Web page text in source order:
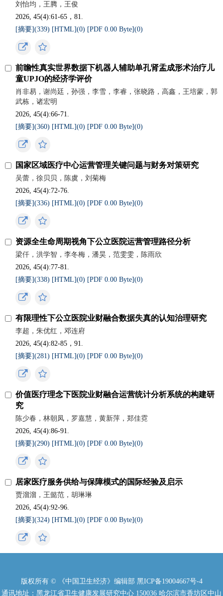
刘怡均，王腾，王俊
2026, 45(4):61-65，81.
[摘要](339) [HTML](0) [PDF 0.00 Byte](0)
前瞻性真实世界数据下机器人辅助单孔肾盂成形术治疗儿
童UPJO的经济学评价
肖非易，谢尚廷，孙强，李雪，李睿，张晓路，高鑫，王培蒙，郭
武栋，诸宏明
2026, 45(4):66-71.
[摘要](360) [HTML](0) [PDF 0.00 Byte](0)
国家区域医疗中心运营管理关键问题与财务对策研究
吴蕾，徐贝贝，陈虞，刘菊梅
2026, 45(4):72-76.
[摘要](336) [HTML](0) [PDF 0.00 Byte](0)
资源全生命周期视角下公立医院运营管理路径分析
梁仟，洪学智，李冬梅，潘昊，范雯雯，陈雨欣
2026, 45(4):77-81.
[摘要](338) [HTML](0) [PDF 0.00 Byte](0)
有限理性下公立医院业财融合数据失真的认知治理研究
李超，朱优红，邓连府
2026, 45(4):82-85，91.
[摘要](281) [HTML](0) [PDF 0.00 Byte](0)
价值医疗理念下医院业财融合运营统计分析系统的构建研
究
陈少春，林朝凤，罗嘉慧，黄新萍，郑佳霓
2026, 45(4):86-91.
[摘要](290) [HTML](0) [PDF 0.00 Byte](0)
居家医疗服务供给与保障模式的国际经验及启示
贾溜溜，王懿范，胡琳琳
2026, 45(4):92-96.
[摘要](324) [HTML](0) [PDF 0.00 Byte](0)
版权所有 © 《中国卫生经济》编辑部 黑ICP备19004667号-4
通讯地址：黑龙江省卫生健康发展研究中心 150036 哈尔滨市香坊区中山